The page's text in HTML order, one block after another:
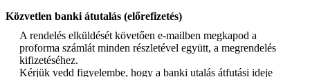
Közvetlen banki átutalás (előrefizetés)
A rendelés elküldését követően e-mailben megkapod a
proforma számlát minden részletével együtt, a megrendelés
kifizetéséhez.
Kérjük vedd figyelembe, hogy a banki utalás átfutási ideje